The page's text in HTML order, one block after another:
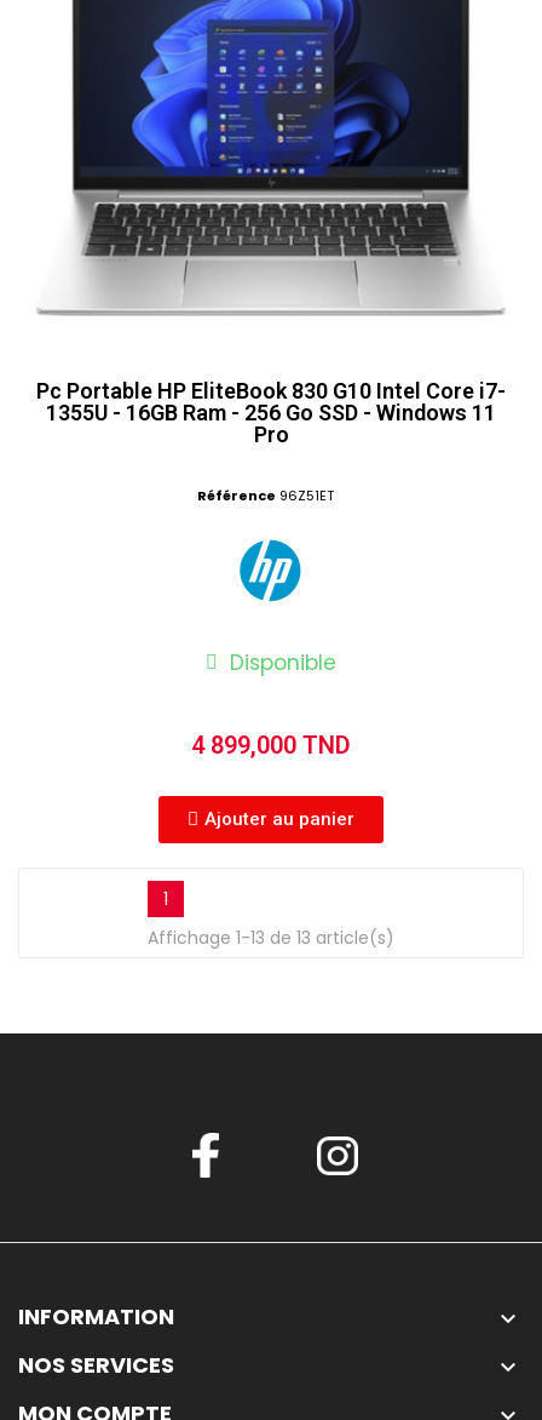
Pc Portable HP EliteBook 830 G10 Intel Core i7-
1355U - 16GB Ram - 256 Go SSD - Windows 11
Pro
Référence 96Z51ET
Disponible
4 899,000 TND
Ajouter au panier
1
Affichage 1-13 de 13 article(s)
INFORMATION 
NOS SERVICES 
MON COMPTE